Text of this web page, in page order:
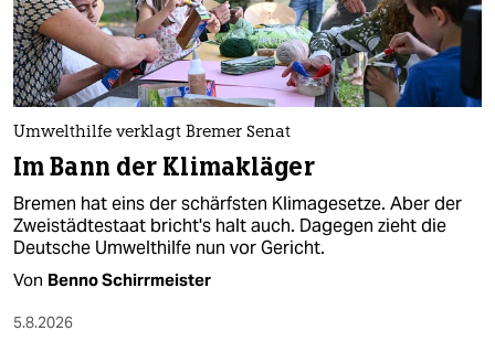
nord
wahrheit
verlag
verlag
veranstaltungen
shop
fragen & hilfe
Umwelthilfe verklagt Bremer Senat
Im Bann der Klimakläger
Bremen hat eins der schärfsten Klimagesetze. Aber der
Zweistädtestaat bricht's halt auch. Dagegen zieht die
Deutsche Umwelthilfe nun vor Gericht.
Von Benno Schirrmeister
5.8.2026